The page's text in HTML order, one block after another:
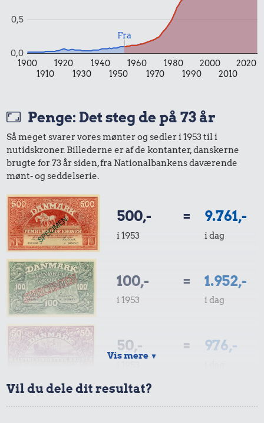
1900
1910
1920
1930
1940
1950
1960
1970
1980
1990
2000
2010
2020
0,0
0,5
Fra
Penge: Det steg de på 73 år
Så meget svarer vores mønter og sedler i 1953 til i
nutidskroner. Billederne er af de kontanter, danskerne
brugte for 73 år siden, fra Nationalbankens daværende
mønt- og seddelserie.
500,-
i 1953
= 9.761,-
i dag
100,-
i 1953
= 1.952,-
i dag
50,- = 976,-
10,- = 195,-
Vis mere ▼
Vil du dele dit resultat?